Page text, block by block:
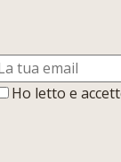
Ho letto e